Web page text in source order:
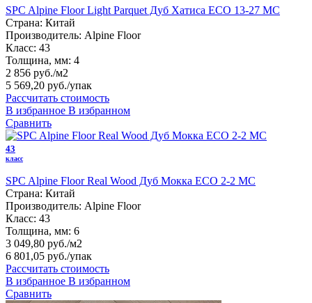
SPC Alpine Floor Light Parquet Дуб Хатиса ЕСО 13-27 MC
Страна: Китай
Производитель: Alpine Floor
Класс: 43
Толщина, мм: 4
2 856 руб./м2
5 569,20 руб./упак
Рассчитать стоимость
В избранное В избранном
Сравнить
43
класс
SPC Alpine Floor Real Wood Дуб Мокка ECO 2-2 MC
Страна: Китай
Производитель: Alpine Floor
Класс: 43
Толщина, мм: 6
3 049,80 руб./м2
6 801,05 руб./упак
Рассчитать стоимость
В избранное В избранном
Сравнить